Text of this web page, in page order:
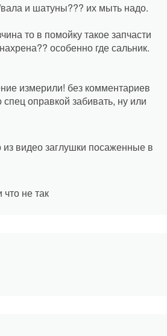
вала и шатуны??? их мыть надо.
то в помойку такое запчасти
особенно где сальник.
измерили! без комментариев
оправкой забивать, ну или
видео заглушки посаженные в
не так